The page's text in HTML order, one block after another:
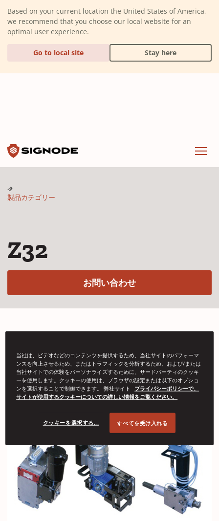
Based on your current location the United States of America,
we recommend that you choose our local website for an
optimal user experience.
Go to local site Stay here
製品カテゴリー
Z32
お問い合わせ(Opens in a new
式ストラッピングヘッドは、メンテナンス時
間とコストを削減しながら、生産速度の高速
化に対応できるように設計されています。
当社は、ビデオなどのコンテンツを提供するため、当社サイトのパフォーマ
ンスを向上させるため、またはトラフィックを分析するため、および/または
当社サイトでの体験をパーソナライズするために、サードパーティのクッキ
ーを使用します。クッキーの使用は、ブラウザの設定または以下のオプショ
ンを選択することで制御できます。 弊社サイト
プライバシーポリシーで、
サイトが使用するクッキーについての詳しい情報をご覧ください。
クッキーを選択する... すべてを受け入れる